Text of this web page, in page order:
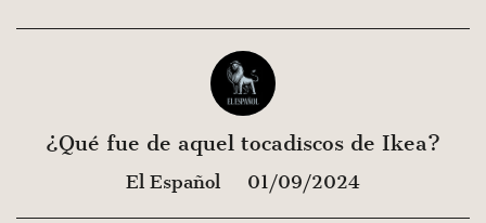
¿Qué fue de aquel tocadiscos de Ikea?
El Español 01/09/2024